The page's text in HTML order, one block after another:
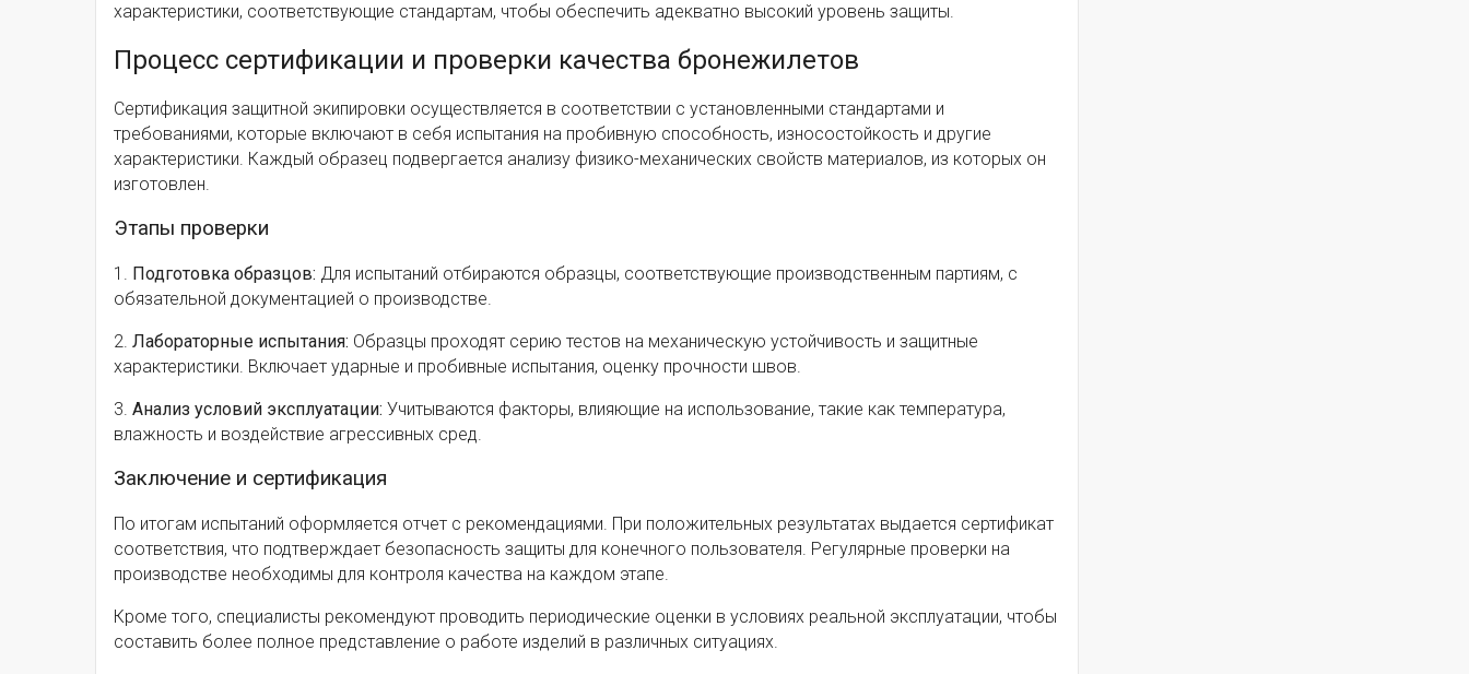
характеристики, соответствующие стандартам, чтобы обеспечить адекватно высокий уровень защиты.
Процесс сертификации и проверки качества бронежилетов
Сертификация защитной экипировки осуществляется в соответствии с установленными стандартами и
требованиями, которые включают в себя испытания на пробивную способность, износостойкость и другие
характеристики. Каждый образец подвергается анализу физико-механических свойств материалов, из которых он
изготовлен.
Этапы проверки
1. Подготовка образцов: Для испытаний отбираются образцы, соответствующие производственным партиям, с
обязательной документацией о производстве.
2. Лабораторные испытания: Образцы проходят серию тестов на механическую устойчивость и защитные
характеристики. Включает ударные и пробивные испытания, оценку прочности швов.
3. Анализ условий эксплуатации: Учитываются факторы, влияющие на использование, такие как температура,
влажность и воздействие агрессивных сред.
Заключение и сертификация
По итогам испытаний оформляется отчет с рекомендациями. При положительных результатах выдается сертификат
соответствия, что подтверждает безопасность защиты для конечного пользователя. Регулярные проверки на
производстве необходимы для контроля качества на каждом этапе.
Кроме того, специалисты рекомендуют проводить периодические оценки в условиях реальной эксплуатации, чтобы
составить более полное представление о работе изделий в различных ситуациях.